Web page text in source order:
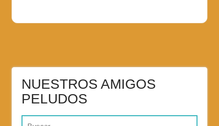
NUESTROS AMIGOS
PELUDOS